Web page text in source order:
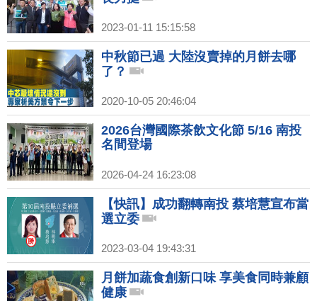
2023-01-11 15:15:58
中秋節已過 大陸沒賣掉的月餅去哪
了？
2020-10-05 20:46:04
2026台灣國際茶飲文化節 5/16 南投
名間登場
2026-04-24 16:23:08
【快訊】成功翻轉南投 蔡培慧宣布當
選立委
2023-03-04 19:43:31
月餅加蔬食創新口味 享美食同時兼顧
健康